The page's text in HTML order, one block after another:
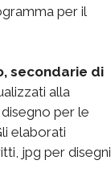
per il
secondarie di
alla
per le
elaborati
jpg per disegni